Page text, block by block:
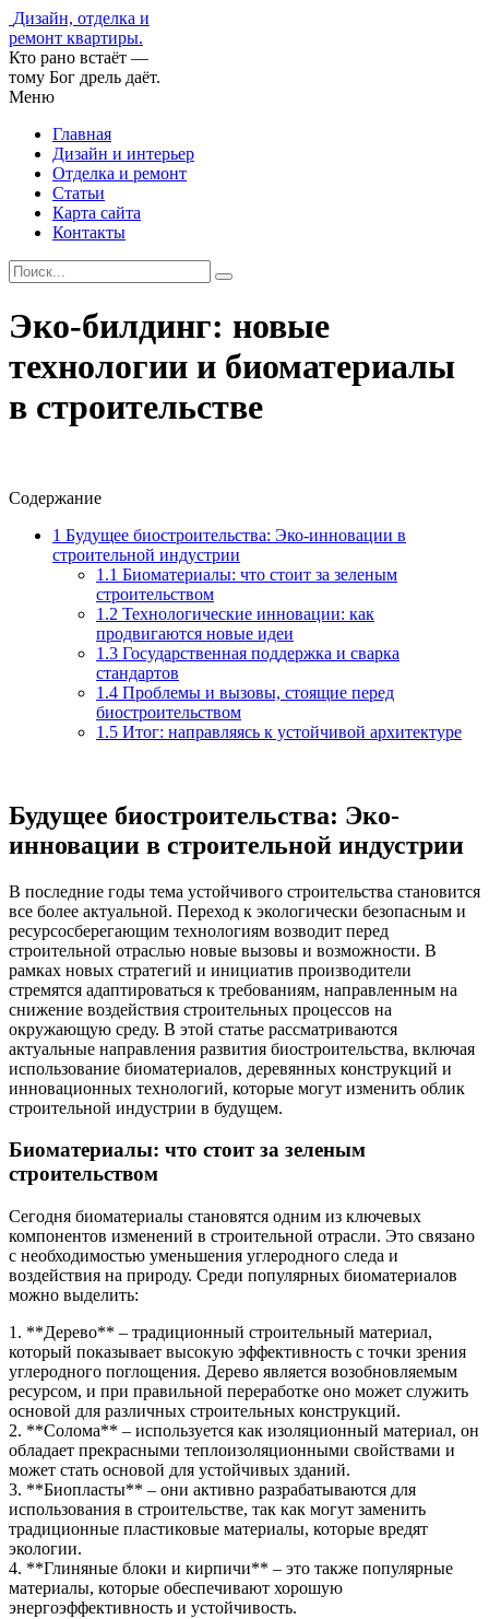
Дизайн, отделка и
ремонт квартиры.
Кто рано встаёт —
тому Бог дрель даёт.
Меню
Главная
Дизайн и интерьер
Отделка и ремонт
Статьи
Карта сайта
Контакты
Эко-билдинг: новые
технологии и биоматериалы
в строительстве
Содержание
1 Будущее биостроительства: Эко-инновации в
строительной индустрии
1.1 Биоматериалы: что стоит за зеленым
строительством
1.2 Технологические инновации: как
продвигаются новые идеи
1.3 Государственная поддержка и сварка
стандартов
1.4 Проблемы и вызовы, стоящие перед
биостроительством
1.5 Итог: направляясь к устойчивой архитектуре
Будущее биостроительства: Эко-
инновации в строительной индустрии
В последние годы тема устойчивого строительства становится
все более актуальной. Переход к экологически безопасным и
ресурсосберегающим технологиям возводит перед
строительной отраслью новые вызовы и возможности. В
рамках новых стратегий и инициатив производители
стремятся адаптироваться к требованиям, направленным на
снижение воздействия строительных процессов на
окружающую среду. В этой статье рассматриваются
актуальные направления развития биостроительства, включая
использование биоматериалов, деревянных конструкций и
инновационных технологий, которые могут изменить облик
строительной индустрии в будущем.
Биоматериалы: что стоит за зеленым
строительством
Сегодня биоматериалы становятся одним из ключевых
компонентов изменений в строительной отрасли. Это связано
с необходимостью уменьшения углеродного следа и
воздействия на природу. Среди популярных биоматериалов
можно выделить:
1. **Дерево** – традиционный строительный материал,
который показывает высокую эффективность с точки зрения
углеродного поглощения. Дерево является возобновляемым
ресурсом, и при правильной переработке оно может служить
основой для различных строительных конструкций.
2. **Солома** – используется как изоляционный материал, он
обладает прекрасными теплоизоляционными свойствами и
может стать основой для устойчивых зданий.
3. **Биопласты** – они активно разрабатываются для
использования в строительстве, так как могут заменить
традиционные пластиковые материалы, которые вредят
экологии.
4. **Глиняные блоки и кирпичи** – это также популярные
материалы, которые обеспечивают хорошую
энергоэффективность и устойчивость.